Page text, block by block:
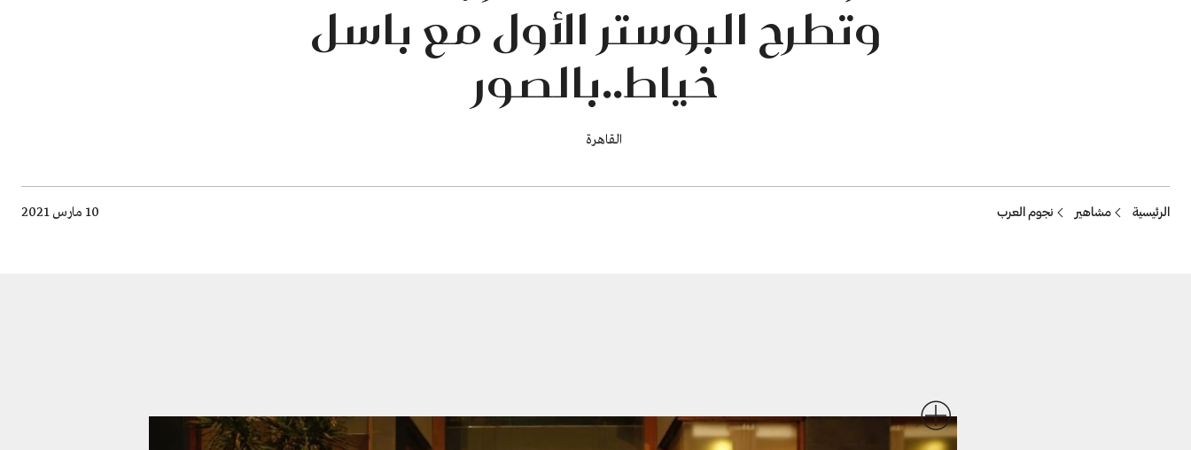
وتطرح البوستر الأول مع باسل
خياط..بالصور
القاهرة
Breadcrumb
الرئيسية مشاهير نجوم العرب 10 مارس 2021